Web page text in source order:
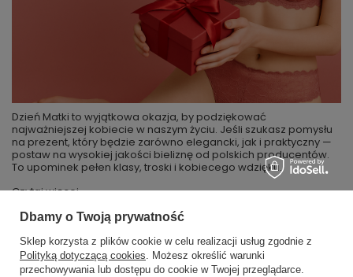
Dzień Matki to wyjątkowa okazja, by podziękować
najważniejszej kobiecie w naszym życiu. Jeśli szukasz pomysłu
na prezent, który będzie zarówno elegancki, jak i praktyczny —
postaw na wysokiej jakości bieliznę od polskich producentów.
To upominek pełen klasy, troski i kobiecego wdzięku.
Czytaj więcej
MOJE ZAMÓWIENIE
✨ Asystent zakupowy
Dbamy o Twoją prywatność
Sklep korzysta z plików cookie w celu realizacji usług zgodnie z
Polityką dotyczącą cookies. Możesz określić warunki
przechowywania lub dostępu do cookie w Twojej przeglądarce.